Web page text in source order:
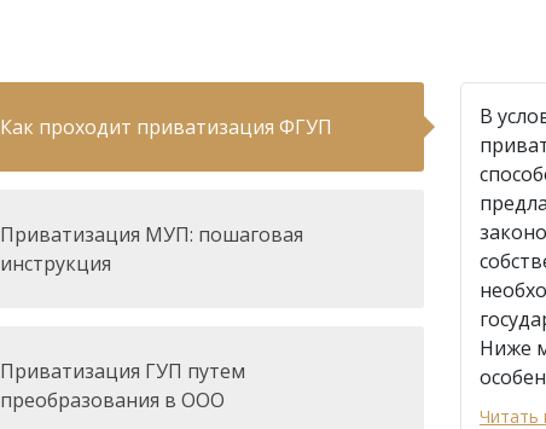
Как проходит приватизация ФГУП
Приватизация МУП: пошаговая
инструкция
Приватизация ГУП путем
преобразования в ООО
В
Ниже
Читать